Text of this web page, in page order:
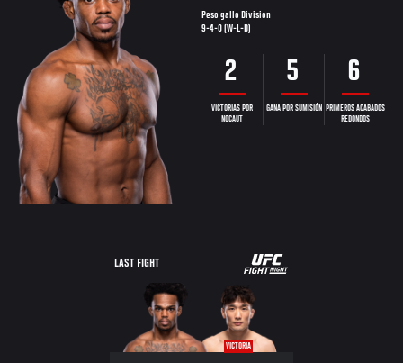
Peso gallo Division
9-4-0 (W-L-D)
2
VICTORIAS POR
NOCAUT
5
GANA POR SUMISIÓN
6
PRIMEROS ACABADOS
REDONDOS
LAST FIGHT
UFC
FIGHT
NIGHT
VICTORIA